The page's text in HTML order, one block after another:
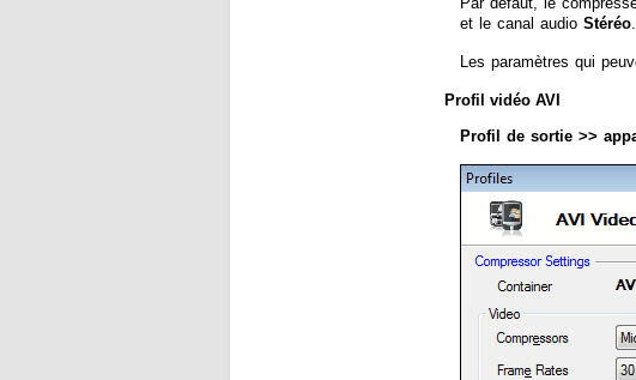
et le canal audio Stéréo
Les paramètres qui
Profil vidéo AVI
Profil de sortie >>